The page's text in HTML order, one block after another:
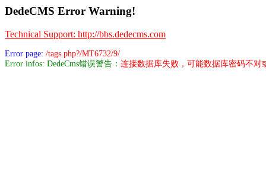
DedeCMS Error Warning!
Technical Support: http://bbs.dedecms.com
Error page: /tags.php?/MT6732/9/
Error infos: DedeCms错误警告： 连接数据库失败，可能数据库密码不对